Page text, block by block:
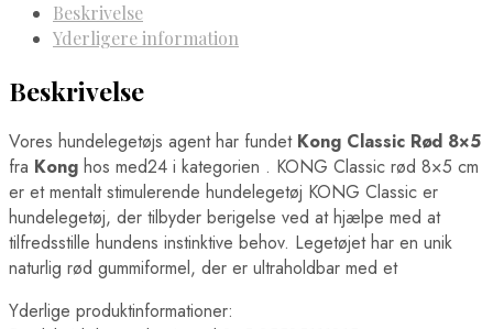
Beskrivelse
Yderligere information
Beskrivelse
Vores hundelegetøjs agent har fundet Kong Classic Rød 8×5
fra Kong hos med24 i kategorien . KONG Classic rød 8×5 cm
er et mentalt stimulerende hundelegetøj KONG Classic er
hundelegetøj, der tilbyder berigelse ved at hjælpe med at
tilfredsstille hundens instinktive behov. Legetøjet har en unik
naturlig rød gummiformel, der er ultraholdbar med et
Yderlige produktinformationer: